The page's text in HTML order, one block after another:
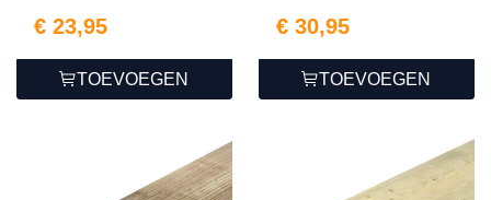
€ 23,95
TOEVOEGEN
€ 30,95
TOEVOEGEN